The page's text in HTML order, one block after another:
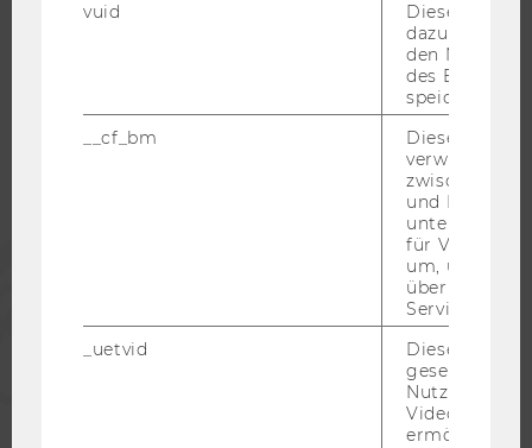
MITARBEITENDE
vuid
Dieser
dazu
den
des
speichern.
__cf_bm
Dieses
verwendet,
zwischen
und Bots zu
für Vimeo
um, um
über die
Service zu
_uetvid
Dieses
gesetzt, um
Nutzung des
Videoplayers
ermöglichen